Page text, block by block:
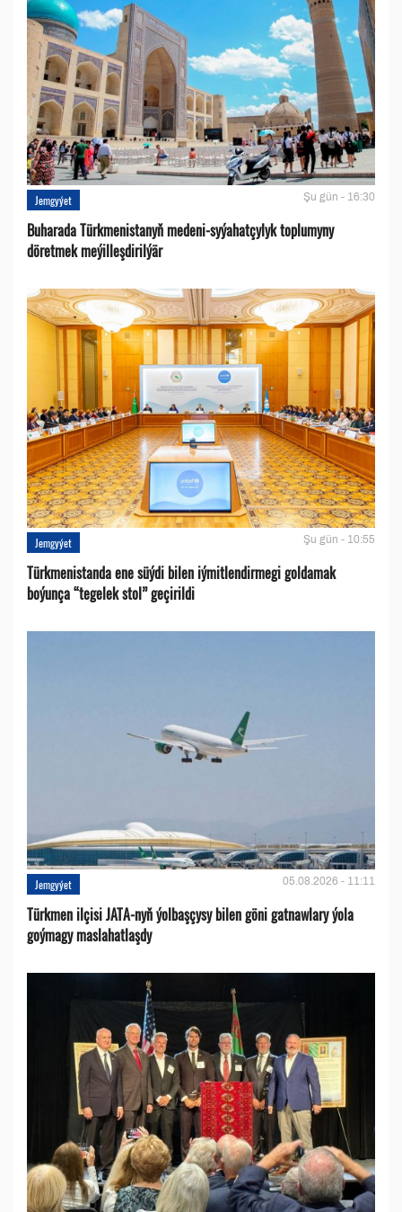
Jemgyýet Şu gün - 16:30
Buharada Türkmenistanyň medeni-syýahatçylyk toplumyny
döretmek meýilleşdirilýär
Jemgyýet Şu gün - 10:55
Türkmenistanda ene süýdi bilen iýmitlendirmegi goldamak
boýunça “tegelek stol” geçirildi
Jemgyýet 05.08.2026 - 11:11
Türkmen ilçisi JATA-nyň ýolbaşçysy bilen göni gatnawlary ýola
goýmagy maslahatlaşdy